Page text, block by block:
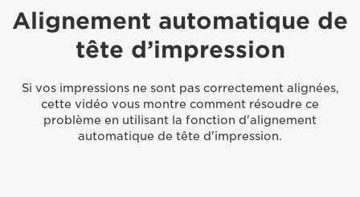
Alignement automatique de
tête d’impression
Si vos impressions ne sont pas correctement alignées,
cette vidéo vous montre comment résoudre ce
problème en utilisant la fonction d'alignement
automatique de tête d'impression.